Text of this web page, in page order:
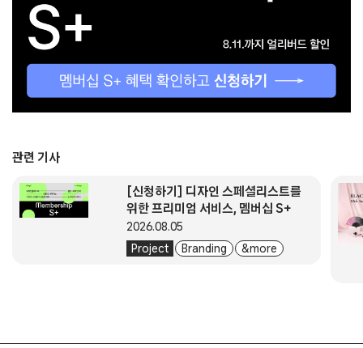
관련 기사
Project Branding & more
[신청하기] 디자인 스페셜리스트를
위한 프리미엄 서비스, 멤버십 S+
2026.08.05